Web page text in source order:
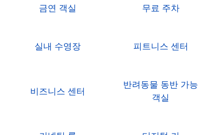
금연 객실 무료 주차
실내 수영장 피트니스 센터
비즈니스 센터
반려동물 동반 가능
객실